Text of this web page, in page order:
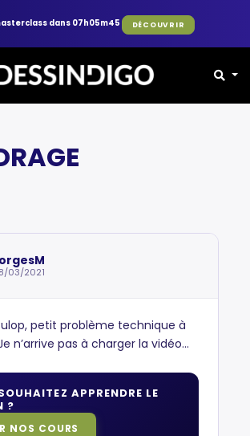
dans 07h05m44 DÉCOUVRIR
03/2021
petit problème technique à
n’arrive pas à charger la vidéo...
APPRENDRE LE
?
NOS COURS